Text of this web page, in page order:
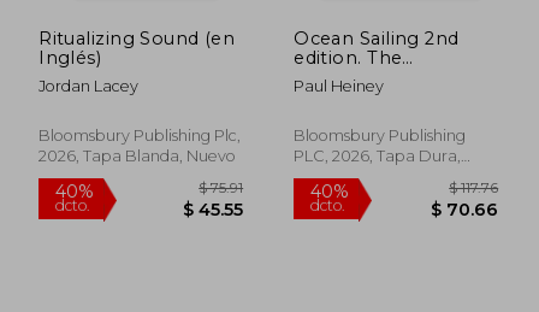
Ritualizing Sound (en
Inglés)
Jordan Lacey
Bloomsbury Publishing Plc,
2026, Tapa Blanda, Nuevo
Ocean Sailing 2nd
edition. The
complete guide to
making yourself
Paul Heiney
Bloomsbury Publishing
PLC, 2026, Tapa Dura,
Nuevo